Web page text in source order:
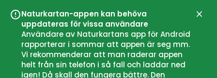
Naturkartan-appen kan behöva
uppdateras för vissa användare
Användare av Naturkartans app för Android
rapporterar i sommar att appen är seg mm.
Vi rekommenderar att man raderar appen
helt från sin telefon i så fall och laddar ned
igen! Då skall den fungera bättre. Den